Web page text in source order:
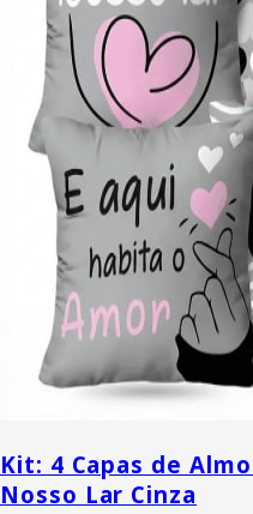
Kit: 4 Capas de
Nosso Lar Cinza